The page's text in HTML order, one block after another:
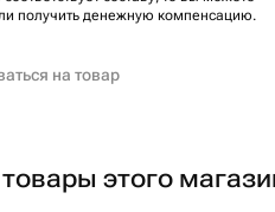
получить денежную компенсацию.
на товар
этого